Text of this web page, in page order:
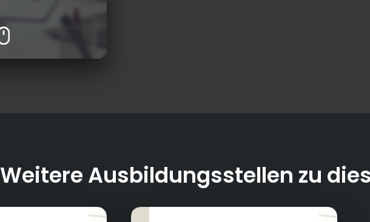
Weitere Ausbildungsstellen zu
17.02.2025